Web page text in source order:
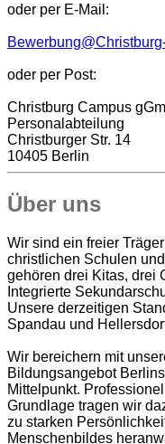
oder per E-Mail:
oder ​per Post:
Christburg Campus
Personalabteilung
Christburger Str. 14
10405 Berlin
Über uns
Wir sind ein freier
christlichen Schulen
gehören drei Kitas, drei
Integrierte
Unsere derzeitigen
Spandau und
Wir bereichern mit
Bildungsangebot
Mittelpunkt.
Grundlage tragen wir
zu starken
Menschenbildes